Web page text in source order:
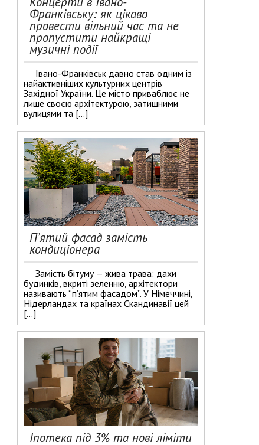
Франківську: як цікаво
провести вільний час та не
пропустити найкращі
музичні події
Івано-Франківськ давно став одним із
найактивніших культурних центрів
Західної України. Це місто приваблює не
лише своєю архітектурою, затишними
вулицями та […]
П’ятий фасад замість
кондиціонера
Замість бітуму — жива трава: дахи
будинків, вкриті зеленню, архітектори
називають “п’ятим фасадом”. У Німеччині,
Нідерландах та країнах Скандинавії цей
[…]
Іпотека під 3% та нові ліміти